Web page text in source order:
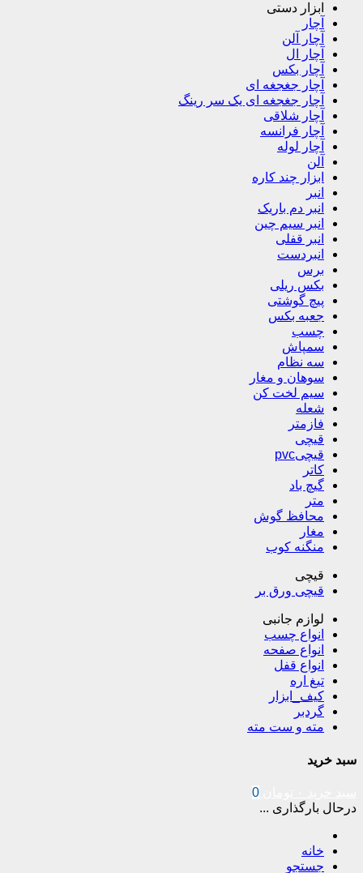
ابزار دستی
آچار
آچار آلن
آچار ال
آچار بکس
آچار جغجغه ای
آچار جغجغه ای یک سر رینگ
آچار شلاقی
آچار فرانسه
آچار لوله
آلن
ابزار چند کاره
انبر
انبر دم باریک
انبر سیم چین
انبر قفلی
انبردست
برس
بکس ریلی
پیچ گوشتی
جعبه بکس
چسب
سمپاش
سه نظام
سوهان و مغار
سیم لخت کن
شعله
فازمتر
قیچی
قیچیpvc
کاتر
گیچ باد
متر
محافظ گوش
مغار
منگنه کوب
قیچی
قیچی ورق بر
لوازم جانبی
انواع چسب
انواع صفحه
انواع قفل
تیغ اره
کیف_ابزار
گردبر
مته و ست مته
سبد خرید
0
درحال بارگذاری ...
خانه
جستجو